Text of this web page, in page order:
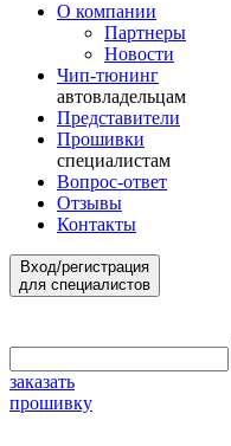
О компании
Партнеры
Новости
Чип-тюнинг
автовладельцам
Представители
Прошивки
специалистам
Вопрос-ответ
Отзывы
Контакты
Вход/регистрация
для специалистов
заказать
прошивку